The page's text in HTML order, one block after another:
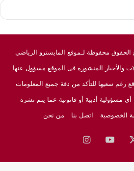
والأخبار المنشورة فى الموقع مسؤول عنها
رغم سعيها للتأكد من دقة جميع المعلومات
مسؤولية أدبية أو قانونية عما يتم نشره
الخصوصية اتصل بنا من نحن
‫YouTubeانستقرام
نيوز